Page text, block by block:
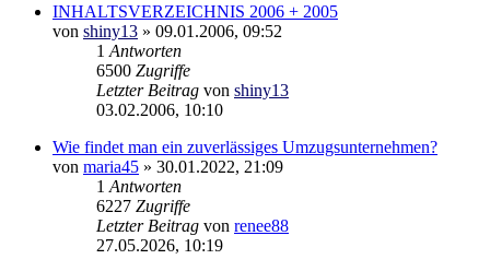
INHALTSVERZEICHNIS 2006 + 2005
von shiny13 » 09.01.2006, 09:52
1 Antworten
6500 Zugriffe
Letzter Beitrag von shiny13
03.02.2006, 10:10
Wie findet man ein zuverlässiges Umzugsunternehmen?
von maria45 » 30.01.2022, 21:09
1 Antworten
6227 Zugriffe
Letzter Beitrag von renee88
27.05.2026, 10:19